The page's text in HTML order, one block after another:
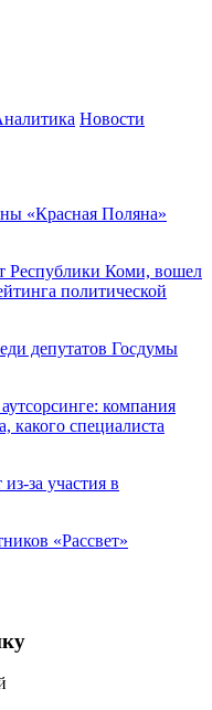
Новости
«Красная Поляна»
Республики Коми, вошел
политической
депутатов Госдумы
компания
какого специалиста
за участия в
«Рассвет»